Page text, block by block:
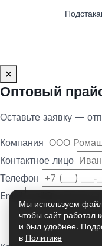
Мы используем
чтобы сайт работал
и был удобнее.
в Политике
✕
Оптовый
Оставьте заявку —
Компания
Контактное лицо
Телефон
Email